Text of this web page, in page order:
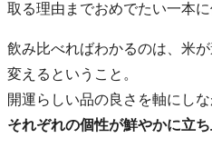
取る理由までおめでたい一本に
飲み比べればわかるのは、米
変えるということ。
開運らしい品の良さを軸にしな
それぞれの個性が鮮やかに立